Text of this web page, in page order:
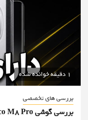
1 دقیقه خوانده شده
بررسی های تخصصی
بررسی گوشی Poco M8 Pro شیائومی؛ قابل بررسی!